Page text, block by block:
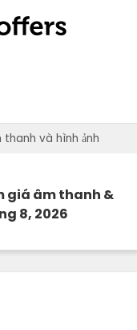
thanh và hình ảnh
giá âm thanh &
8, 2026